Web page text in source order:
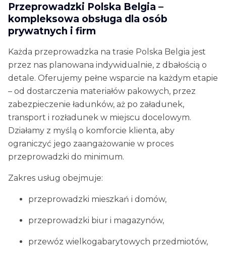
Przeprowadzki Polska Belgia –
kompleksowa obsługa dla osób
prywatnych i firm
Każda przeprowadzka na trasie Polska Belgia jest
przez nas planowana indywidualnie, z dbałością o
detale. Oferujemy pełne wsparcie na każdym etapie
– od dostarczenia materiałów pakowych, przez
zabezpieczenie ładunków, aż po załadunek,
transport i rozładunek w miejscu docelowym.
Działamy z myślą o komforcie klienta, aby
ograniczyć jego zaangażowanie w proces
przeprowadzki do minimum.
Zakres usług obejmuje:
przeprowadzki mieszkań i domów,
przeprowadzki biur i magazynów,
przewóz wielkogabarytowych przedmiotów,